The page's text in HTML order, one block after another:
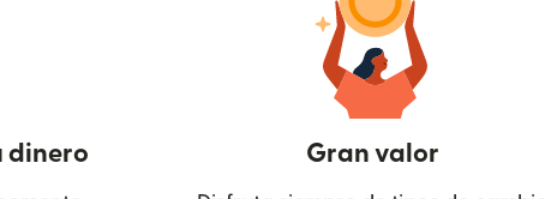
dinero Gran valor